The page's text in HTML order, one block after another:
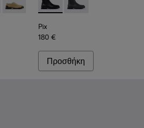
δερμάτινα παπούτσια Για άντρες.
- Καφέ δερμάτινα παπούτσια Για
008 - Γκρι δερμάτινα
Pix - K101076-006 - Μαύρα δερμάτινα
Pix - K101076-005 - Γκρι
Pix - K101076-003 -
Pix - K300562-001 - Μαύρα
Pix - K300562-002 -
Pix
180 €
Προσθήκη